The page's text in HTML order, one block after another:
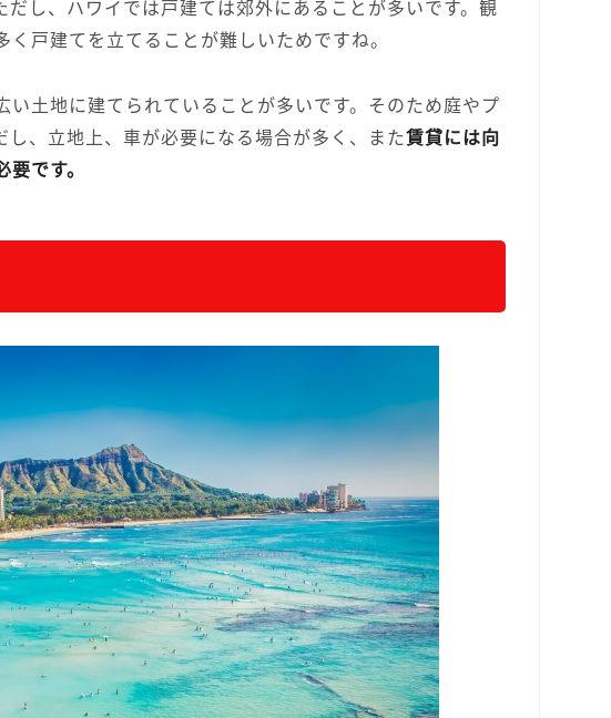
し、ハワイでは戸建ては郊外にあることが多いです。観
戸建てを立てることが難しいためですね。
い土地に建てられていることが多いです。そのため庭やプ
、立地上、車が必要になる場合が多く、また賃貸には向
です。